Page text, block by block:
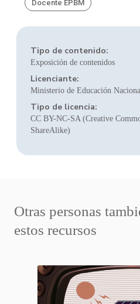
Docente EPBM
Tipo de contenido:
Exposición de contenidos
Licenciante:
Ministerio de Educación
Tipo de licencia:
CC BY-NC-SA (Creative
ShareAlike)
Otras personas
estos recursos